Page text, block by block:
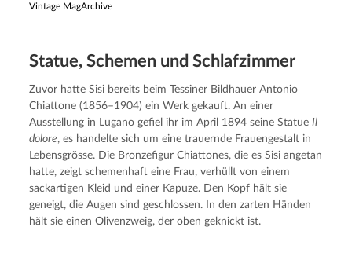
Vintage MagArchive
Statue, Schemen und Schlafzimmer
Zuvor hatte Sisi bereits beim Tessiner Bildhauer Antonio
Chiattone (1856–1904) ein Werk gekauft. An einer
Ausstellung in Lugano gefiel ihr im April 1894 seine Statue Il
dolore, es handelte sich um eine trauernde Frauengestalt in
Lebensgrösse. Die Bronzefigur Chiattones, die es Sisi angetan
hatte, zeigt schemenhaft eine Frau, verhüllt von einem
sackartigen Kleid und einer Kapuze. Den Kopf hält sie
geneigt, die Augen sind geschlossen. In den zarten Händen
hält sie einen Olivenzweig, der oben geknickt ist.